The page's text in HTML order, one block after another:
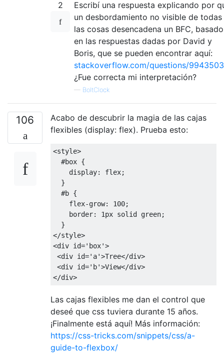
2
Escribí una respuesta explicando por
un desbordamiento no visible de todas
las cosas desencadena un BFC, basado
en las respuestas dadas por David y
Boris, que se pueden encontrar aquí:
stackoverflow.com/questions/
¿Fue correcta mi interpretación?
— BoltClock
106
Acabo de descubrir la magia de las cajas
flexibles (display: flex). Prueba esto:
<style>
#box {
display: flex;
}
#b {
flex-grow: 100;
border: 1px solid green;
}
</style>
<div id='box'>
<div id='a'>Tree</div>
<div id='b'>View</div>
</div>
Las cajas flexibles me dan el control que
deseé que css tuviera durante 15 años.
¡Finalmente está aquí! Más información:
https://css-tricks.com/snippets/css/a-
guide-to-flexbox/